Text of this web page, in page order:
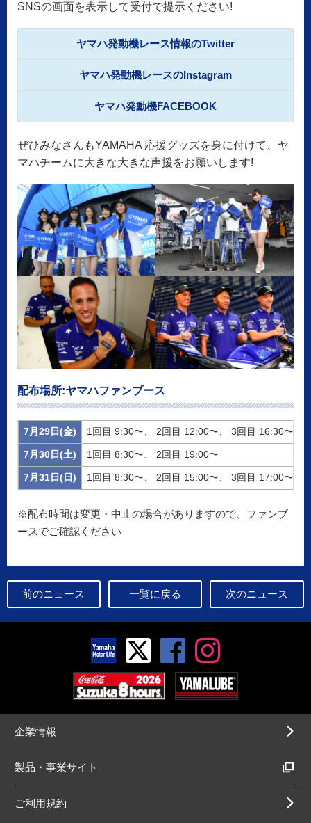
SNSの画面を表示して受付で提示ください!
ヤマハ発動機レース情報のTwitter
ヤマハ発動機レースのInstagram
ヤマハ発動機FACEBOOK
ぜひみなさんもYAMAHA 応援グッズを身に付けて、ヤ
マハチームに大きな大きな声援をお願いします!
配布場所:ヤマハファンブース
7月29日(金) 1回目 9:30〜、 2回目 12:00〜、 3回目 16:30〜
7月30日(土) 1回目 8:30〜、 2回目 19:00〜
7月31日(日) 1回目 8:30〜、 2回目 15:00〜、 3回目 17:00〜
※配布時間は変更・中止の場合がありますので、ファンブ
ースでご確認ください
前のニュース 一覧に戻る 次のニュース
企業情報
製品・事業サイト
ご利用規約